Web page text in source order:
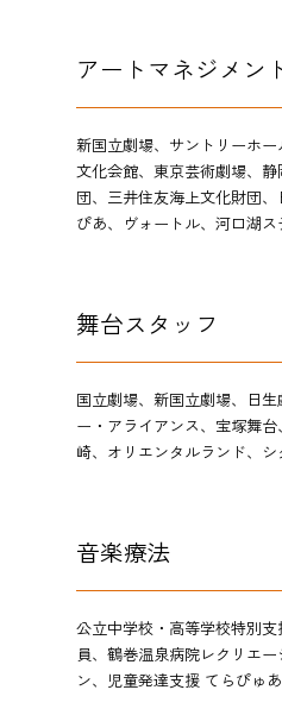
アートマネジメン
新国立劇場、 サントリーホ
文化会館、東京芸術劇場、静
団、三井住友海上文化財団、
ぴあ、ヴォートル、河口湖
舞台スタッフ
国立劇場、新国立劇場、日
ー・アライアンス、宝塚舞
崎、オリエンタルランド、
音楽療法
公立中学校・高等学校特別
員、鶴巻温泉病院レクリエ
ン、児童発達支援 てらぴゅあ